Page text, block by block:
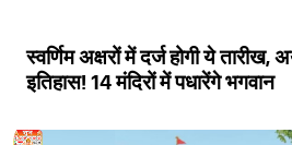
स्वर्णिम अक्षरों में दर्ज होगी ये तारीख,
इतिहास! 14 मंदिरों में पधारेंगे भगवान